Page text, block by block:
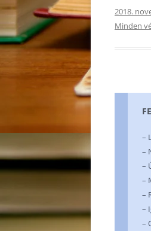
2018.
Minden
–
–
–
–
–
–
–